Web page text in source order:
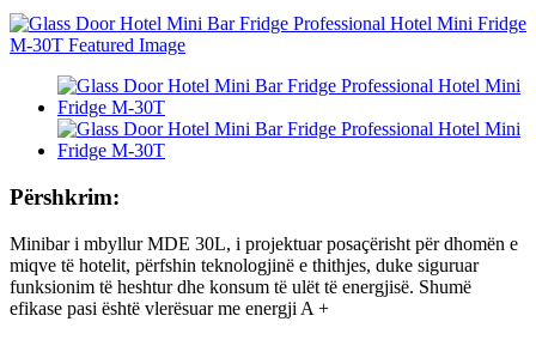
Përshkrim:
Minibar i mbyllur MDE 30L, i projektuar posaçërisht për dhomën e
miqve të hotelit, përfshin teknologjinë e thithjes, duke siguruar
funksionim të heshtur dhe konsum të ulët të energjisë. Shumë
efikase pasi është vlerësuar me energji A +